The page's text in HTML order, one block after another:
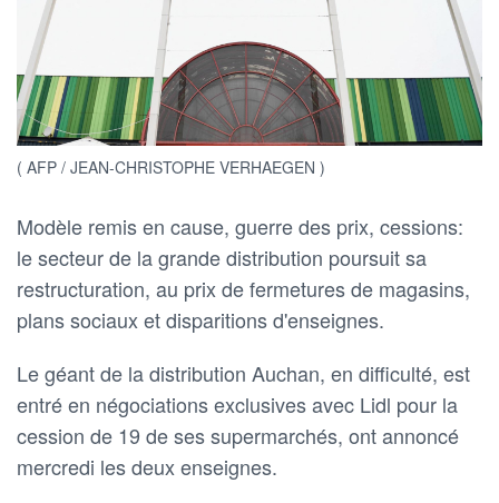
( AFP / JEAN-CHRISTOPHE VERHAEGEN )
Modèle remis en cause, guerre des prix, cessions:
le secteur de la grande distribution poursuit sa
restructuration, au prix de fermetures de magasins,
plans sociaux et disparitions d'enseignes.
Le géant de la distribution Auchan, en difficulté, est
entré en négociations exclusives avec Lidl pour la
cession de 19 de ses supermarchés, ont annoncé
mercredi les deux enseignes.